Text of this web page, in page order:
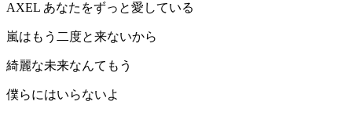
AXEL あなたをずっと愛している
嵐はもう二度と来ないから
綺麗な未来なんてもう
僕らにはいらないよ